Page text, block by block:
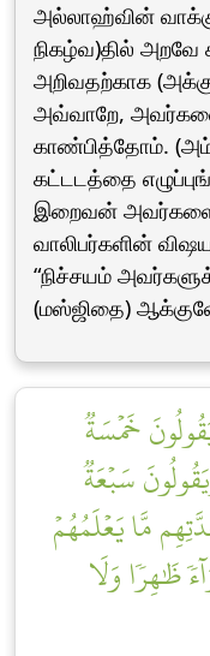
அல்லாஹ்வின்
நிகழ்வ)தில்
அறிவதற்காக
அவ்வாறே,
காண்பித்தோம்.
கட்டடத்தை
இறைவன் அவர்களை
வாலிபர்களின்
“நிச்சயம்
(மஸ்ஜிதை)
خَمۡسَةٞ
سَبۡعَةٞ
مَّا يَعۡلَمُهُمۡ
ظَٰهِرٗا وَلَا